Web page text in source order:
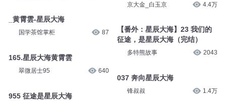
_黄霄雲-星辰大海
国学茶馆掌柜 87
165.星辰大海黄霄雲
翠微居士95 640
955 征途是星辰大海
京大金_白玉京 4.4万
【番外：星辰大海】23 我们的
征途，是星辰大海（完结）
多特熊故事 2043
037 奔向星辰大海
锋叔叔 1.4万